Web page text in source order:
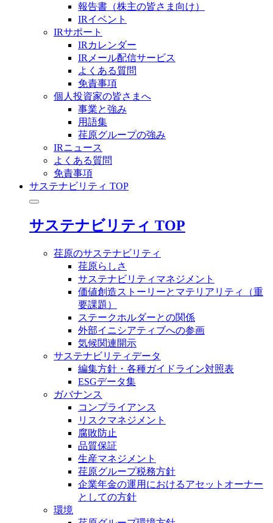
報告書（株主の皆さま向け）
IRイベント
IRサポート
IRカレンダー
IRメール配信サービス
よくある質問
免責事項
個人投資家の皆さまへ
事業と強み
用語集
荏原グループの強み
IRニュース
よくある質問
免責事項
サステナビリティ TOP
サステナビリティ TOP
荏原のサステナビリティ
荏原らしさ
サステナビリティマネジメント
価値創造ストーリーとマテリアリティ（重
要課題）
ステークホルダーとの関係
外部イニシアティブへの参画
気候関連開示
サステナビリティデータ
編集方針・各種ガイドライン対照表
ESGデータ集
ガバナンス
コンプライアンス
リスクマネジメント
腐敗防止
品質保証
生産マネジメント
荏原グループ税務方針
企業年金の運用におけるアセットオーナー
としての方針
環境